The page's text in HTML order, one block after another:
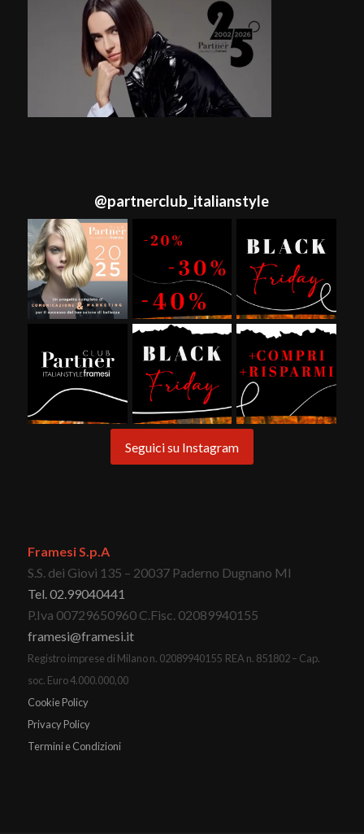
@partnerclub_italianstyle
Seguici su Instagram
Framesi S.p.A
S.S. dei Giovi 135 – 20037 Paderno Dugnano MI
Tel. 02.99040441
P.Iva 00729650960 C.Fisc. 02089940155
framesi@framesi.it
Registro imprese di Milano n. 02089940155 REA n. 851802 – Cap.
soc. Euro 4.000.000,00
Cookie Policy
Privacy Policy
Termini e Condizioni